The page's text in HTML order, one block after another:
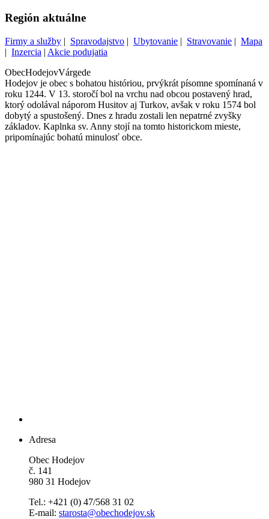
Región aktuálne
Firmy a služby | Spravodajstvo | Ubytovanie | Stravovanie | Mapa
| Inzercia | Akcie podujatia
ObecHodejovVárgede
Hodejov je obec s bohatou históriou, prvýkrát písomne spomínaná v
roku 1244. V 13. storočí bol na vrchu nad obcou postavený hrad,
ktorý odolával náporom Husitov aj Turkov, avšak v roku 1574 bol
dobytý a spustošený. Dnes z hradu zostali len nepatrné zvyšky
základov. Kaplnka sv. Anny stojí na tomto historickom mieste,
pripomínajúc bohatú minulosť obce.
Adresa
Obec Hodejov
č. 141
980 31 Hodejov
Tel.: +421 (0) 47/568 31 02
E-mail: starosta@obechodejov.sk